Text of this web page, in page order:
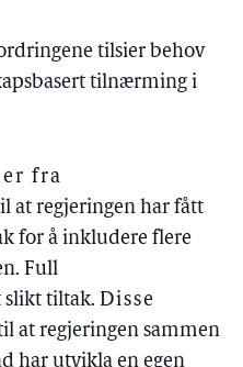
tilsier behov
tilnærming i
fra
at regjeringen har fått
for å inkludere flere
Full
slikt tiltak. Disse
at regjeringen sammen
har utvikla en egen